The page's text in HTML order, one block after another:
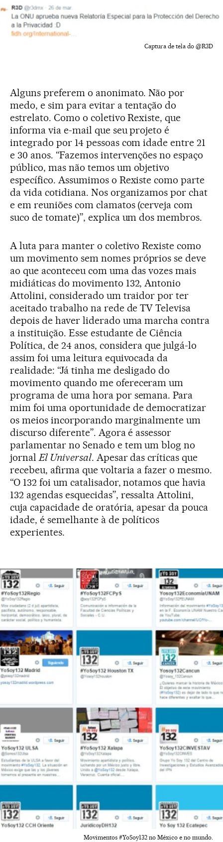
Captura de tela do @R3D
Alguns preferem o anonimato. Não por
medo, e sim para evitar a tentação do
estrelato. Como o coletivo Rexiste, que
informa via e-mail que seu projeto é
integrado por 14 pessoas com idade entre 21
e 30 anos. “Fazemos intervenções no espaço
público, mas não temos um objetivo
específico. Assumimos o Rexiste como parte
da vida cotidiana. Nos organizamos por chat
e em reuniões com clamatos (cerveja com
suco de tomate)”, explica um dos membros.
A luta para manter o coletivo Rexiste como
um movimento sem nomes próprios se deve
ao que aconteceu com uma das vozes mais
midiáticas do movimento 132, Antonio
Attolini, considerado um traidor por ter
aceitado trabalho na rede de TV Televisa
depois de haver liderado uma marcha contra
a instituição. Esse estudante de Ciência
Política, de 24 anos, considera que julgá-lo
assim foi uma leitura equivocada da
realidade: “Já tinha me desligado do
movimento quando me ofereceram um
programa de uma hora por semana. Para
mim foi uma oportunidade de democratizar
os meios incorporando marginalmente um
discurso diferente”. Agora é assessor
parlamentar no Senado e tem um blog no
jornalEl Universal. Apesar das críticas que
recebeu, afirma que voltaria a fazer o mesmo.
“O 132 foi um catalisador, notamos que havia
132 agendas esquecidas”, ressalta Attolini,
cuja capacidade de oratória, apesar da pouca
idade, é semelhante à de políticos
experientes.
Movimentos #YoSoy132 no México e no mundo.